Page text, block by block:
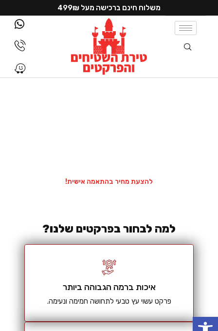
פתח סרגל נגישות
משלוח חינם ברכישה מעל 499₪
להצעת מחיר בהתאמה אישית!
למה לבחור בפרקטים שלנו?
איכות ברמה הגבוהה ביותר
פרקט עשוי עץ טבעי לתחושה חמימה ונעימה.